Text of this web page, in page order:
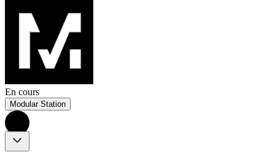
En cours
Modular Station